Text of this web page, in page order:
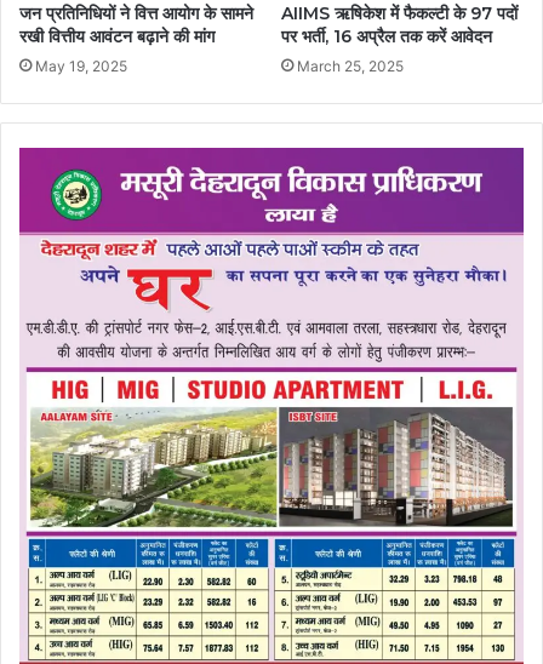
जन प्रतिनिधियों ने वित्त आयोग के सामने
रखी वित्तीय आवंटन बढ़ाने की मांग
May 19, 2025
AIIMS ऋषिकेश में फैकल्टी के 97 पदों
पर भर्ती, 16 अप्रैल तक करें आवेदन
March 25, 2025